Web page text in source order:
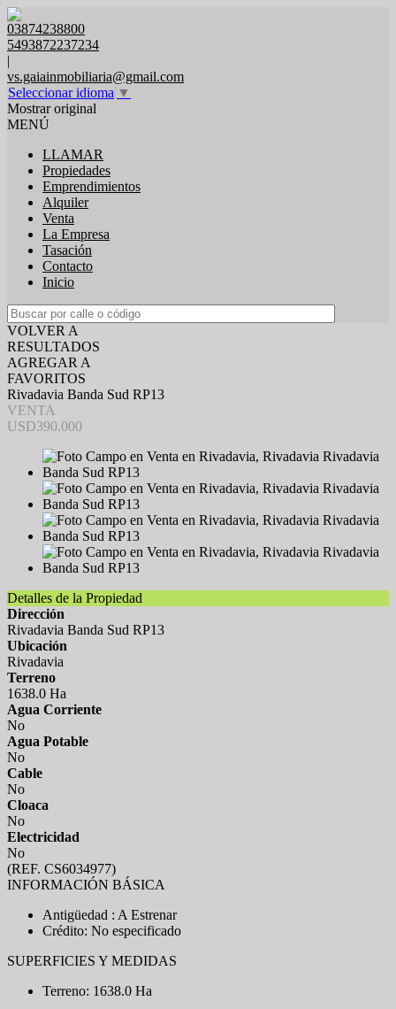
03874238800
5493872237234
|
vs.gaiainmobiliaria@gmail.com
Seleccionar idioma ▼
Mostrar original
MENÚ
LLAMAR
Propiedades
Emprendimientos
Alquiler
Venta
La Empresa
Tasación
Contacto
Inicio
VOLVER A
RESULTADOS
AGREGAR A
FAVORITOS
Rivadavia Banda Sud RP13
VENTA
USD390.000
Detalles de la Propiedad
Dirección
Rivadavia Banda Sud RP13
Ubicación
Rivadavia
Terreno
1638.0 Ha
Agua Corriente
No
Agua Potable
No
Cable
No
Cloaca
No
Electricidad
No
(REF. CS6034977)
INFORMACIÓN BÁSICA
Antigüedad : A Estrenar
Crédito: No especificado
SUPERFICIES Y MEDIDAS
Terreno: 1638.0 Ha